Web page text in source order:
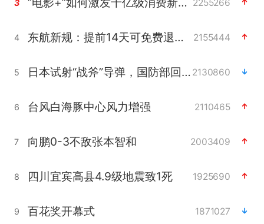
3 2255266
4 东航新规：提前14天可免费退改签 2155444
5 日本试射“战斧”导弹，国防部回应 2130860
6 台风白海豚中心风力增强 2110465
7 向鹏0-3不敌张本智和 2003409
8 四川宜宾高县4.9级地震致1死 1925690
9 百花奖开幕式 1871027